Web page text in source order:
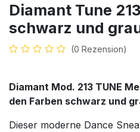
Diamant Tune
schwarz und
(0 Rezension)
Diamant Mod. 213 TUNE
den Farben schwarz und
Dieser moderne Dance